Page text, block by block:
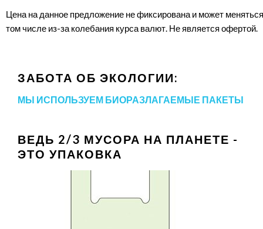
Цена на данное предложение не фиксирована и может
том числе из-за колебания курса валют. Не является офертой.
ЗАБОТА ОБ ЭКОЛОГИИ:
МЫ ИСПОЛЬЗУЕМ БИОРАЗЛАГАЕМЫЕ ПАКЕТЫ
ВЕДЬ 2/3 МУСОРА НА ПЛАНЕТЕ -
ЭТО УПАКОВКА